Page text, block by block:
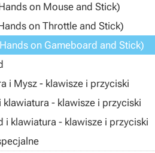
on Mouse and Stick)
on Throttle and Stick)
on Gameboard and Stick)
i Mysz - klawisze i przyciski
klawiatura - klawisze i przyciski
i klawiatura - klawisze i przyciski